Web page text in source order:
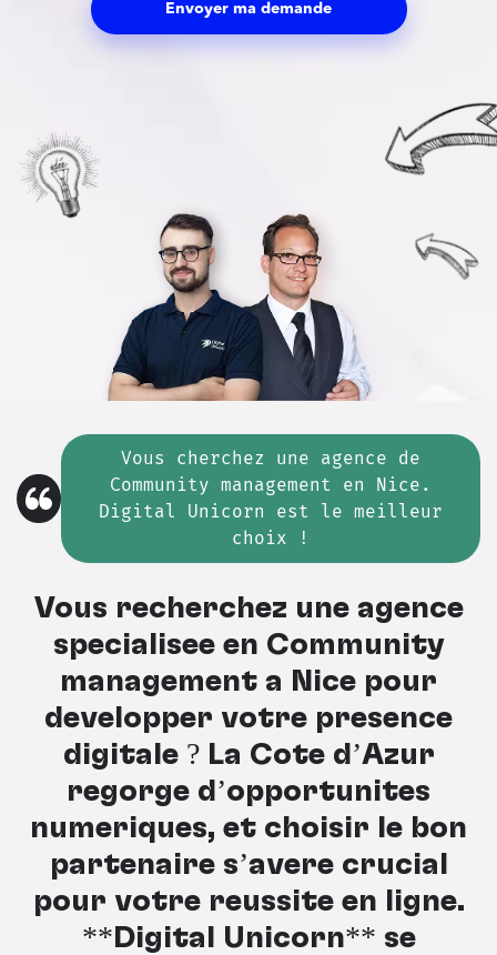
Envoyer ma demande
Vous cherchez une agence de
Community management en Nice.
Digital Unicorn est le meilleur
choix !
Vous recherchez une agence
spécialisée en Community
management à Nice pour
développer votre présence
digitale ? La Côte d’Azur
regorge d’opportunités
numériques, et choisir le bon
partenaire s’avère crucial
pour votre réussite en ligne.
**Digital Unicorn** se